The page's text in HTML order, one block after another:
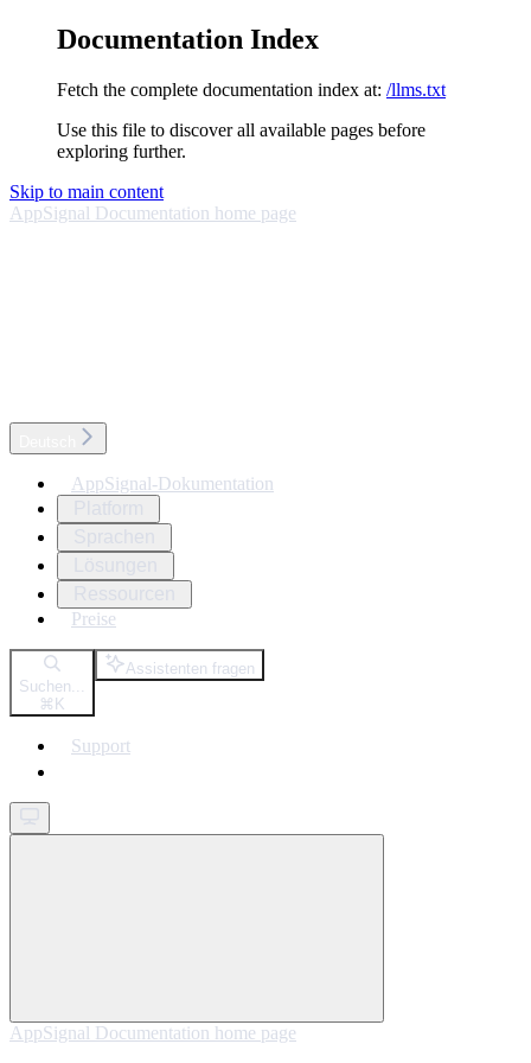
Documentation Index
Fetch the complete documentation index at: /llms.txt
Use this file to discover all available pages before
exploring further.
Skip to main content
AppSignal Documentation home page
AppSignal-Dokumentation
Preise
Suchen...
⌘ K
Assistenten fragen
Support
AppSignal Documentation home page